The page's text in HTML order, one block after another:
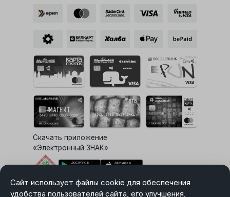
Сайт использует файлы cookie для обеспечения
удобства пользователей сайта, его улучшения,
Скачать приложение
«Электронный ЗНАК»
Выбор настроек Cookie